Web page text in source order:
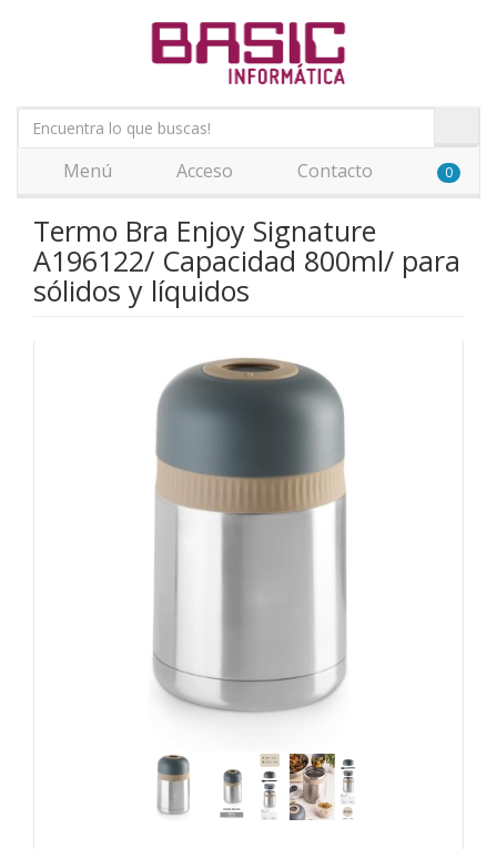
Menú Acceso Contacto 0
Termo Bra Enjoy Signature
A196122/ Capacidad 800ml/ para
sólidos y líquidos